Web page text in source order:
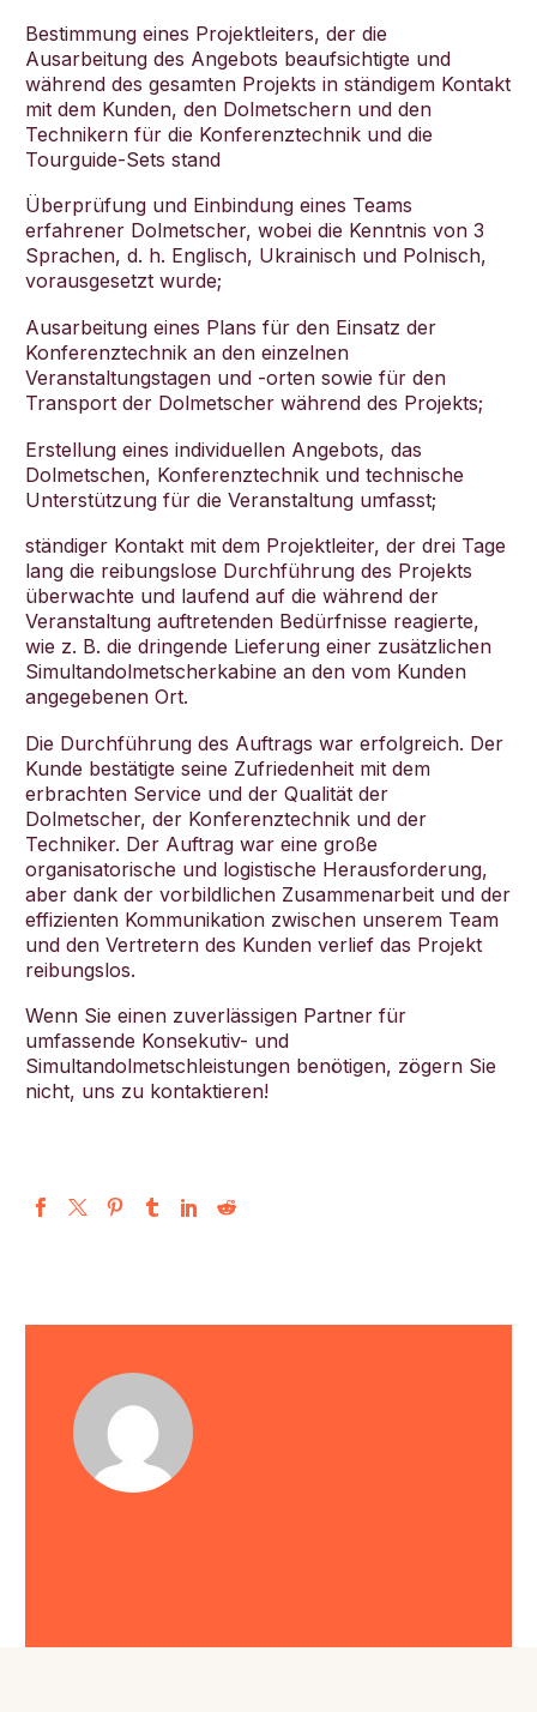
Bestimmung eines Projektleiters, der die
Ausarbeitung des Angebots beaufsichtigte und
während des gesamten Projekts in ständigem Kontakt
mit dem Kunden, den Dolmetschern und den
Technikern für die Konferenztechnik und die
Tourguide-Sets stand
Überprüfung und Einbindung eines Teams
erfahrener Dolmetscher, wobei die Kenntnis von 3
Sprachen, d. h. Englisch, Ukrainisch und Polnisch,
vorausgesetzt wurde;
Ausarbeitung eines Plans für den Einsatz der
Konferenztechnik an den einzelnen
Veranstaltungstagen und -orten sowie für den
Transport der Dolmetscher während des Projekts;
Erstellung eines individuellen Angebots, das
Dolmetschen, Konferenztechnik und technische
Unterstützung für die Veranstaltung umfasst;
ständiger Kontakt mit dem Projektleiter, der drei Tage
lang die reibungslose Durchführung des Projekts
überwachte und laufend auf die während der
Veranstaltung auftretenden Bedürfnisse reagierte,
wie z. B. die dringende Lieferung einer zusätzlichen
Simultandolmetscherkabine an den vom Kunden
angegebenen Ort.
Die Durchführung des Auftrags war erfolgreich. Der
Kunde bestätigte seine Zufriedenheit mit dem
erbrachten Service und der Qualität der
Dolmetscher, der Konferenztechnik und der
Techniker. Der Auftrag war eine große
organisatorische und logistische Herausforderung,
aber dank der vorbildlichen Zusammenarbeit und der
effizienten Kommunikation zwischen unserem Team
und den Vertretern des Kunden verlief das Projekt
reibungslos.
Wenn Sie einen zuverlässigen Partner für
umfassende Konsekutiv- und
Simultandolmetschleistungen benötigen, zögern Sie
nicht, uns zu kontaktieren!